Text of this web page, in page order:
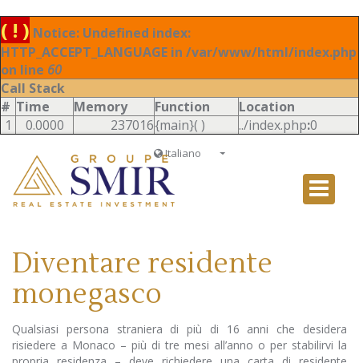
( ! ) Notice: Undefined index:
HTTP_ACCEPT_LANGUAGE in /var/www/html/index.php
on line 60
Call Stack
# Time Memory Function
Location
1
0.0000 237016{main}( ) ../index.php:0
Italiano
Italiano
Diventare residente
monegasco
Qualsiasi persona straniera di più di 16 anni che desidera
risiedere a Monaco – più di tre mesi all’anno o per stabilirvi la